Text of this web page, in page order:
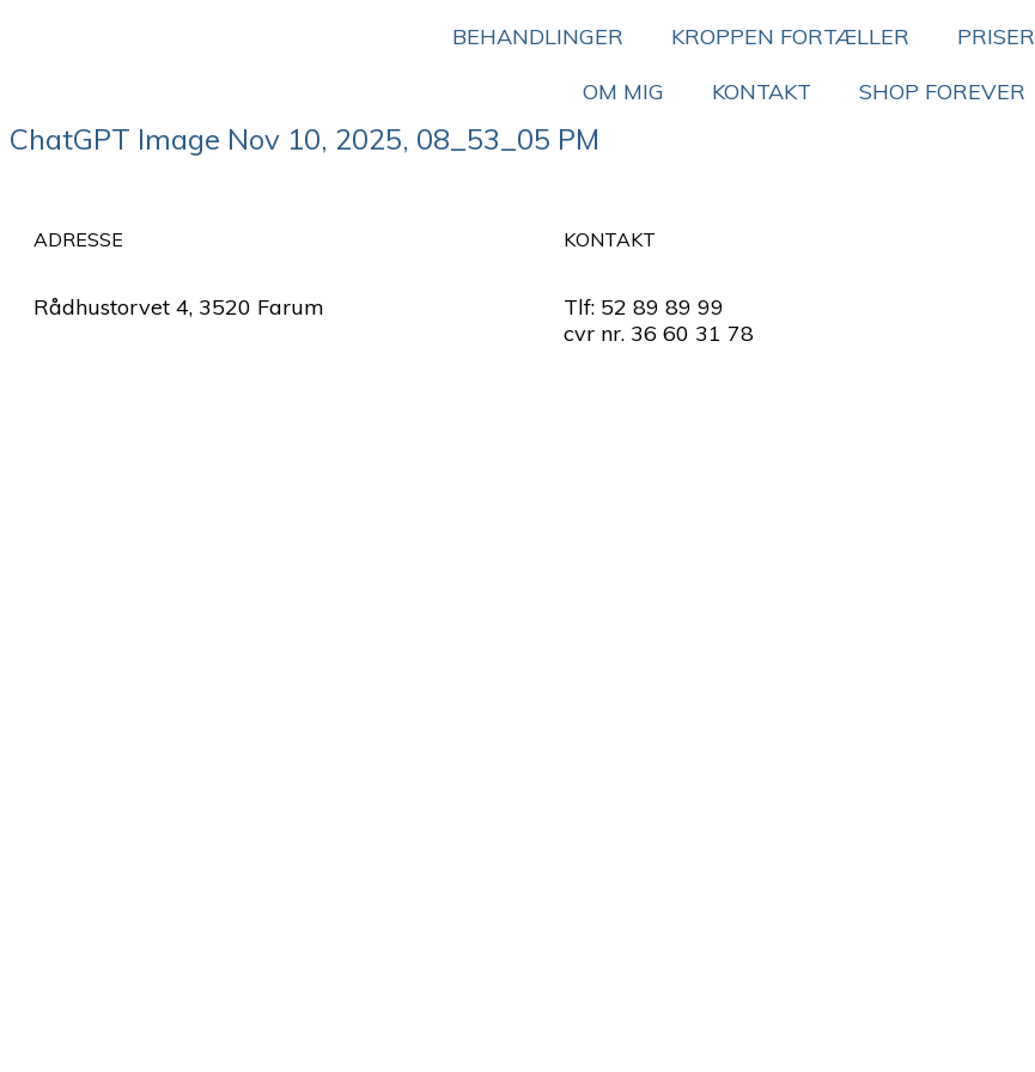
BEHANDLINGER KROPPEN FORTÆLLER PRISER
OM MIG
KONTAKT SHOP FOREVER
ChatGPT Image Nov 10, 2025, 08_53_05 PM
ADRESSE
Rådhustorvet 4, 3520 Farum
KONTAKT
Tlf: 52 89 89 99
cvr nr. 36 60 31 78